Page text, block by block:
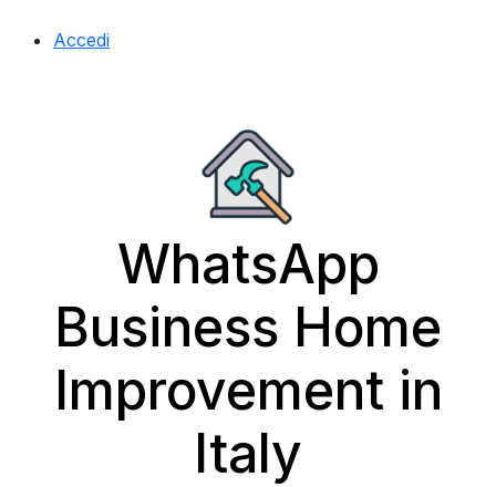
Accedi
WhatsApp
Business Home
Improvement in
Italy